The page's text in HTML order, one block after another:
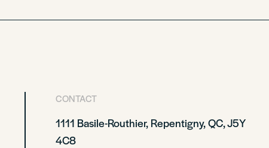
CONTACT
1111 Basile-Routhier, Repentigny, QC, J5Y
4C8